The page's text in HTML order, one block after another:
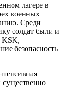
лагере в
военных
Среди
солдат были и
KSK,
безопасность
существенно